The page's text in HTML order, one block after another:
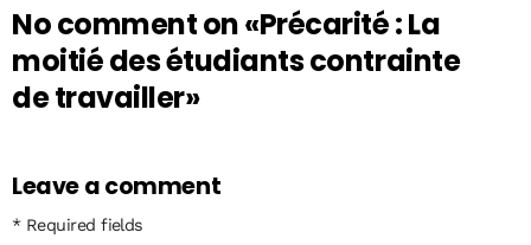
No comment on«Précarité : La
moitié des étudiants contrainte
de travailler»
Leave a comment
* Required fields